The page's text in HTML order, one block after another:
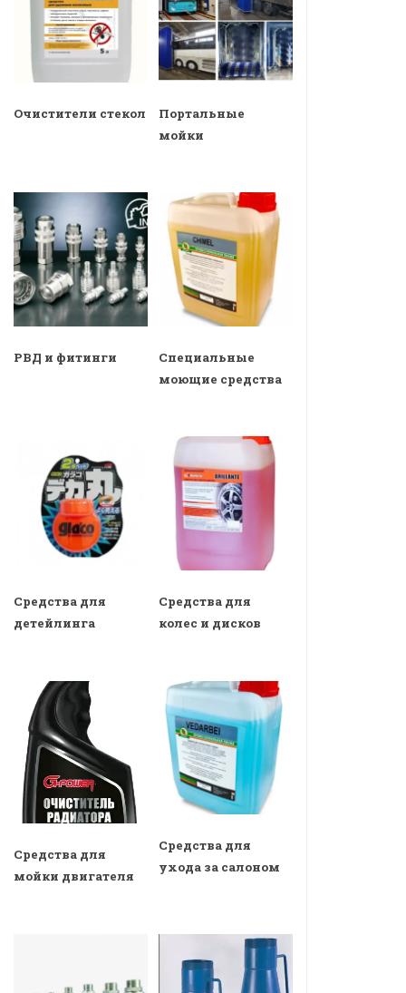
Очистители стекол
Портальные
мойки
РВД и фитинги
Специальные
моющие средства
Средства для
детейлинга
Средства для
колес и дисков
Средства для
мойки двигателя
Средства для
ухода за салоном